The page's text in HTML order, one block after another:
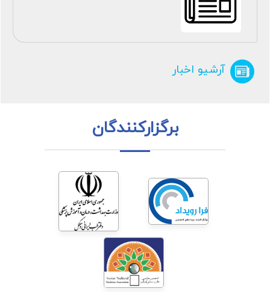
آرشیو اخبار
برگزارکنندگان